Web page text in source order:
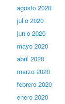
agosto 2020
julio 2020
junio 2020
mayo 2020
abril 2020
marzo 2020
febrero 2020
enero 2020